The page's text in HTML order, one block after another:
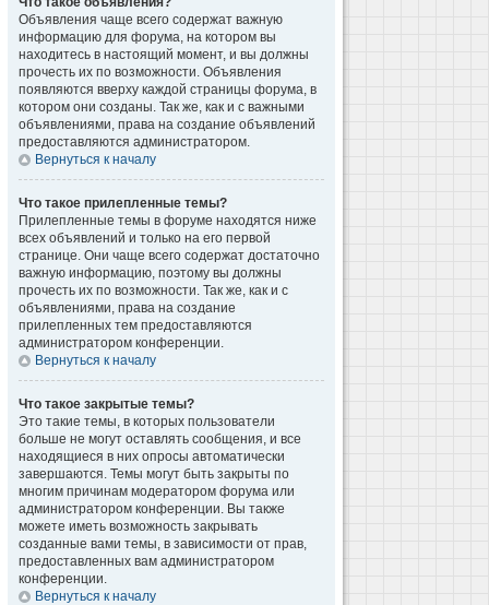
Объявления чаще всего содержат важную
информацию для форума, на котором вы
находитесь в настоящий момент, и вы должны
прочесть их по возможности. Объявления
появляются вверху каждой страницы форума, в
котором они созданы. Так же, как и с важными
объявлениями, права на создание объявлений
предоставляются администратором.
Вернуться к началу
Что такое прилепленные темы?
Прилепленные темы в форуме находятся ниже
всех объявлений и только на его первой
странице. Они чаще всего содержат достаточно
важную информацию, поэтому вы должны
прочесть их по возможности. Так же, как и с
объявлениями, права на создание
прилепленных тем предоставляются
администратором конференции.
Вернуться к началу
Что такое закрытые темы?
Это такие темы, в которых пользователи
больше не могут оставлять сообщения, и все
находящиеся в них опросы автоматически
завершаются. Темы могут быть закрыты по
многим причинам модератором форума или
администратором конференции. Вы также
можете иметь возможность закрывать
созданные вами темы, в зависимости от прав,
предоставленных вам администратором
конференции.
Вернуться к началу